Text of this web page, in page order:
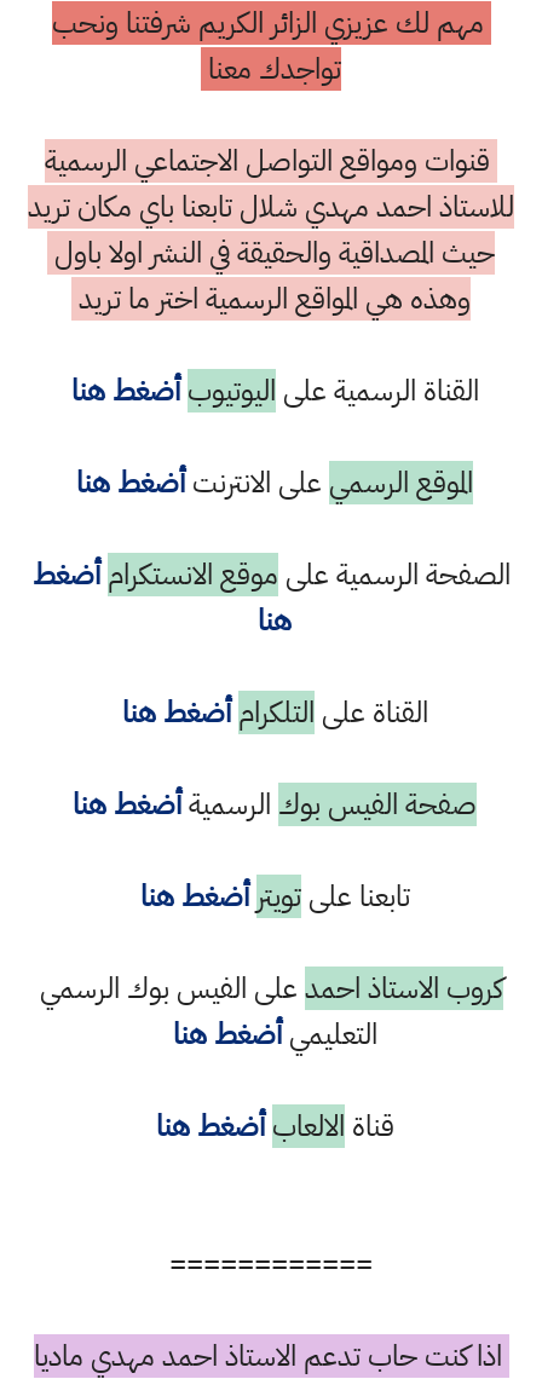
مهم لك عزيزي الزائر الكريم شرفتنا ونحب
تواجدك معنا
ومواقع التواصل الاجتماعي الرسمية
احمد مهدي شلال تابعنا باي مكان تريد
حيث المصداقية والحقيقة في النشر اولا باول
وهذه هي المواقع الرسمية اختر ما تريد
القناة الرسمية علىاليوتيوبأضغط هنا
الموقع الرسميعلى الانترنتأضغط هنا
الرسمية علىموقع الانستكرامأضغط
القناة علىالتلكرامأضغط هنا
صفحة الفيس بوك الرسميةأضغط هنا
تابعنا علىتويتر أضغط هنا
الاستاذ احمدعلى الفيس بوك الرسمي
التعليميأضغط هنا
قناةالالعابأضغط هنا
============
كنت حاب تدعم الاستاذ احمد مهدي ماديا